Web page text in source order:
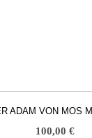
ADAM VON MOS
100,00 €